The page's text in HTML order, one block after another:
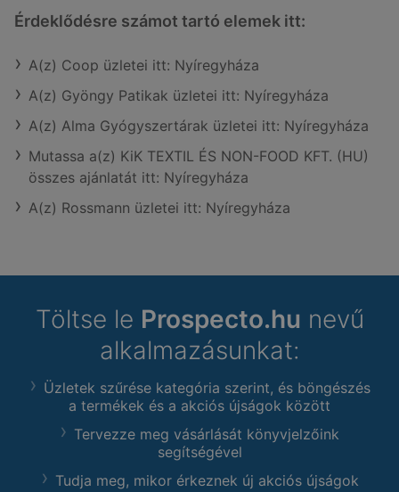
Érdeklődésre számot tartó elemek itt:
A(z) Coop üzletei itt: Nyíregyháza
A(z) Gyöngy Patikak üzletei itt: Nyíregyháza
A(z) Alma Gyógyszertárak üzletei itt: Nyíregyháza
Mutassa a(z) KiK TEXTIL ÉS NON-FOOD KFT. (HU)
összes ajánlatát itt: Nyíregyháza
A(z) Rossmann üzletei itt: Nyíregyháza
Töltse le Prospecto.hu nevű
alkalmazásunkat:
Üzletek szűrése kategória szerint, és böngészés
a termékek és a akciós újságok között
Tervezze meg vásárlását könyvjelzőink
segítségével
Tudja meg, mikor érkeznek új akciós újságok